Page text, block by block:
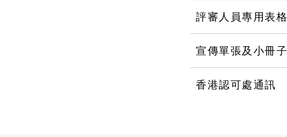
評審人員專用表格
宣傳單張及小冊子
香港認可處通訊